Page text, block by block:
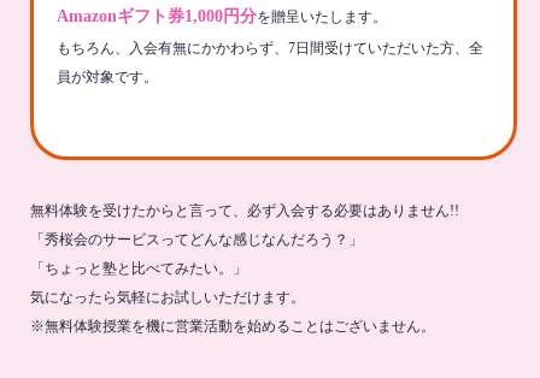
Amazonギフト券1,000円分を贈呈いたします。
もちろん、入会有無にかかわらず、7日間受けていただいた方、全
員が対象です。
無料体験を受けたからと言って、必ず入会する必要はありません!!
「秀桜会のサービスってどんな感じなんだろう？」
「ちょっと塾と比べてみたい。」
気になったら気軽にお試しいただけます。
※無料体験授業を機に営業活動を始めることはございません。